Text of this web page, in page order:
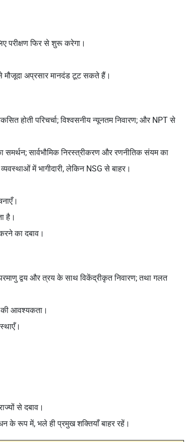
परीक्षण फिर से शुरू करेगा।
मौजूदा अप्रसार मानदंड टूट सकते हैं।
होती परिचर्चा; विश्वसनीय न्यूनतम निवारण; और NPT से
समर्थन; सार्वभौमिक निरस्त्रीकरण और रणनीतिक संयम का
में भागीदारी, लेकिन NSG से बाहर।
है।
का दबाव।
परमाणु द्वय और त्रय के साथ विकेंद्रीकृत निवारण; तथा गलत
की आवश्यकता।
से दबाव।
के रूप में, भले ही प्रमुख शक्तियाँ बाहर रहें।